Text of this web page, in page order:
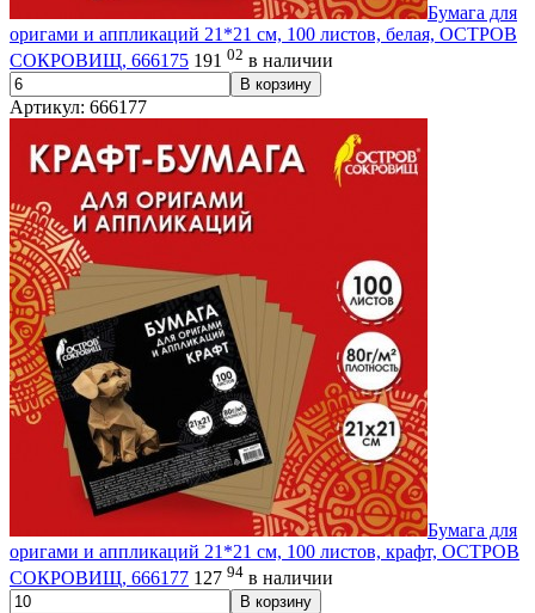
Бумага для
оригами и аппликаций 21*21 см, 100 листов, белая, ОСТРОВ
СОКРОВИЩ, 666175 191 02 в наличии
В корзину
Артикул: 666177
Бумага для
оригами и аппликаций 21*21 см, 100 листов, крафт, ОСТРОВ
СОКРОВИЩ, 666177 127 94 в наличии
В корзину